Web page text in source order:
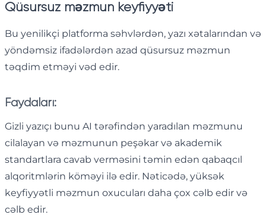
Qüsursuz məzmun keyfiyyəti
Bu yenilikçi platforma səhvlərdən, yazı xətalarından və
yöndəmsiz ifadələrdən azad qüsursuz məzmun
təqdim etməyi vəd edir.
Faydaları:
Gizli yazıçı bunu AI tərəfindən yaradılan məzmunu
cilalayan və məzmunun peşəkar və akademik
standartlara cavab verməsini təmin edən qabaqcıl
alqoritmlərin köməyi ilə edir. Nəticədə, yüksək
keyfiyyətli məzmun oxucuları daha çox cəlb edir və
cəlb edir.